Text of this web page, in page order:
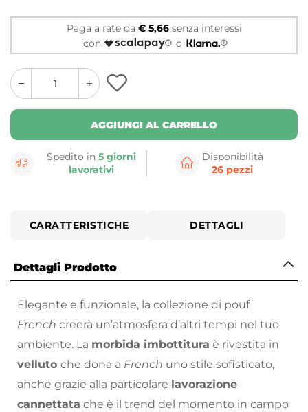
Paga a rate da € 5,66senza interessi
con
o
quantity
button
quantity
minus
button
AGGIUNGI AL CARRELLO
Spedito in5 giorni
lavorativi
Disponibilità
26 pezzi
CARATTERISTICHE DETTAGLI
Dettagli Prodotto
Elegante e funzionale, la collezione di pouf
French creerà un’atmosfera d’altri tempi nel tuo
ambiente. La morbida imbottitura è rivestita in
velluto che dona a French uno stile sofisticato,
anche grazie alla particolare lavorazione
cannettata che è il trend del momento in campo